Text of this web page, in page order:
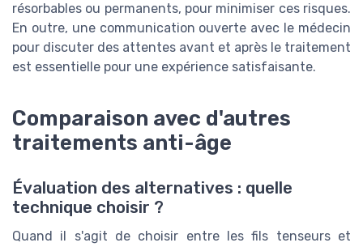
résorbables ou permanents, pour minimiser ces risques.
En outre, une communication ouverte avec le médecin
pour discuter des attentes avant et après le traitement
est essentielle pour une expérience satisfaisante.
Comparaison avec d'autres
traitements anti-âge
Évaluation des alternatives : quelle
technique choisir ?
Quand il s'agit de choisir entre les fils tenseurs et